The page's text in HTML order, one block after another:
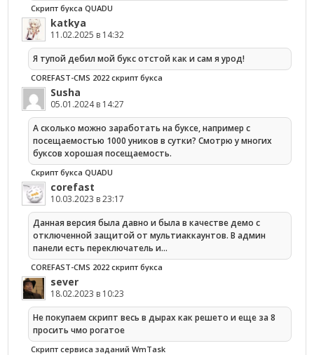
Скрипт букса QUADU
katkya
11.02.2025 в 14:32
Я тупой дебил мой букс отстой как и сам я урод!
COREFAST-CMS 2022 скрипт букса
Susha
05.01.2024 в 14:27
А сколько можно заработать на буксе, например с
посещаемостью 1000 уников в сутки? Смотрю у многих
буксов хорошая посещаемость.
Скрипт букса QUADU
corefast
10.03.2023 в 23:17
Данная версия была давно и была в качестве демо с
отключенной защитой от мультиаккаунтов. В админ
панели есть переключатель и…
COREFAST-CMS 2022 скрипт букса
sever
18.02.2023 в 10:23
Не покупаем скрипт весь в дырах как решето и еще за 8
просить чмо рогатое
Cкрипт сервиса заданий WmTask